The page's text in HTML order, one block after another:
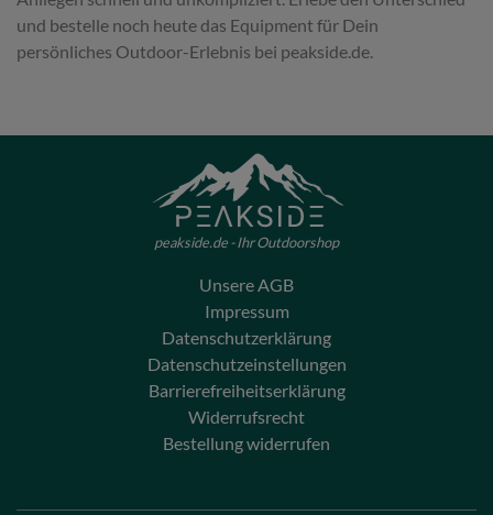
und bestelle noch heute das Equipment für Dein
persönliches Outdoor-Erlebnis bei peakside.de.
peakside.de - Ihr Outdoorshop
Unsere AGB
Impressum
Datenschutzerklärung
Datenschutzeinstellungen
Barrierefreiheitserklärung
Widerrufsrecht
Bestellung widerrufen